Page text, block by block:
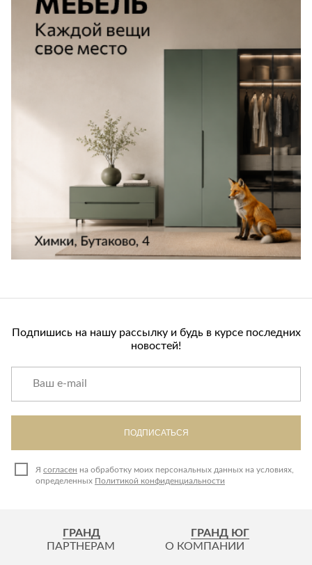
Подпишись на нашу рассылку и будь в курсе последних
новостей!
ПОДПИСАТЬСЯ
Я согласен на обработку моих персональных данных на условиях,
определенных Политикой конфиденциальности
ГРАНД ГРАНД ЮГ
ПАРТНЕРАМ О КОМПАНИИ